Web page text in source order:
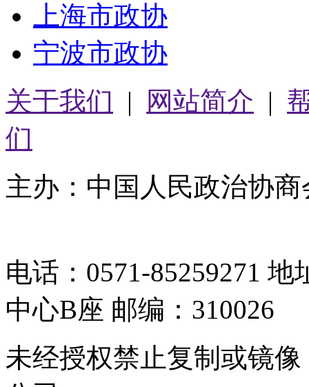
上海市政协
宁波市政协
关于我们 | 网站简介 |
们
主办：中国人民政治协
电话：0571-85259271
中心B座 邮编：310026
未经授权禁止复制或镜